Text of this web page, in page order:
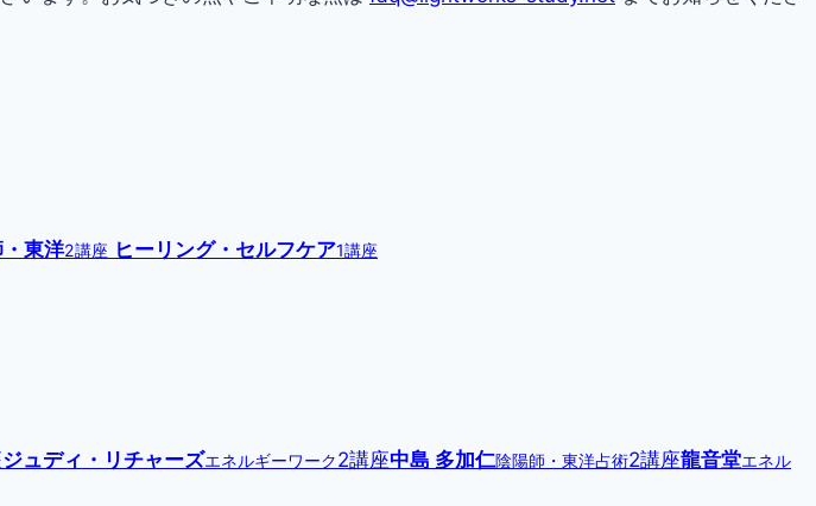
東洋2講座 ヒーリング・セルフケア1講座
ジュディ・リチャーズエネルギーワーク2講座中島 多加仁陰陽師・東洋占術2講座龍音堂エネル